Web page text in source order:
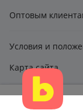
Оптовым
Условия и
Карта сайта
Этот сайт